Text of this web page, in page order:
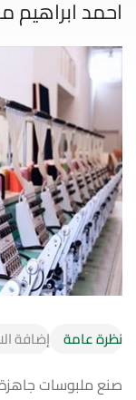
ابراهيم
نظرة عامة إضافة
صنع ملبوسات